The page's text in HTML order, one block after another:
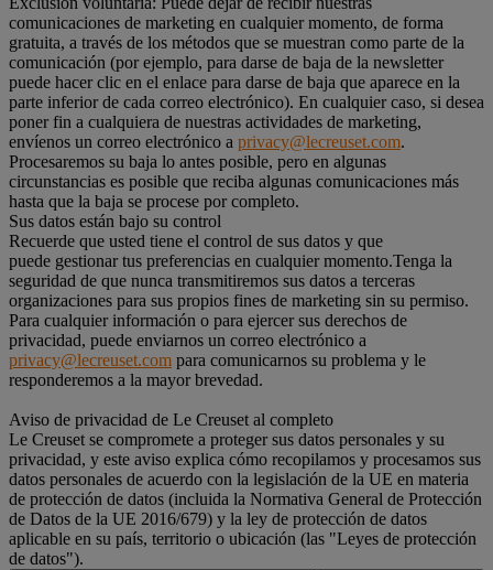
comunicaciones de marketing en cualquier momento, de forma
gratuita, a través de los métodos que se muestran como parte de la
comunicación (por ejemplo, para darse de baja de la newsletter
puede hacer clic en el enlace para darse de baja que aparece en la
parte inferior de cada correo electrónico). En cualquier caso, si desea
poner fin a cualquiera de nuestras actividades de marketing,
envíenos un correo electrónico a privacy@lecreuset.com.
Procesaremos su baja lo antes posible, pero en algunas
circunstancias es posible que reciba algunas comunicaciones más
hasta que la baja se procese por completo.
Sus datos están bajo su control
Recuerde que usted tiene el control de sus datos y que
puede gestionar tus preferencias en cualquier momento.Tenga la
seguridad de que nunca transmitiremos sus datos a terceras
organizaciones para sus propios fines de marketing sin su permiso.
Para cualquier información o para ejercer sus derechos de
privacidad, puede enviarnos un correo electrónico a
privacy@lecreuset.com para comunicarnos su problema y le
responderemos a la mayor brevedad.
Aviso de privacidad de Le Creuset al completo
Le Creuset se compromete a proteger sus datos personales y su
privacidad, y este aviso explica cómo recopilamos y procesamos sus
datos personales de acuerdo con la legislación de la UE en materia
de protección de datos (incluida la Normativa General de Protección
de Datos de la UE 2016/679) y la ley de protección de datos
aplicable en su país, territorio o ubicación (las "Leyes de protección
de datos").